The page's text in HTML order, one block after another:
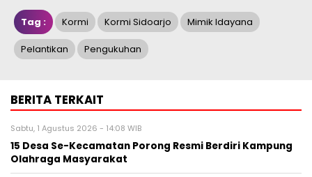
Tag : Kormi Kormi Sidoarjo Mimik Idayana
Pelantikan Pengukuhan
BERITA TERKAIT
Sabtu, 1 Agustus 2026 - 14:08 WIB
15 Desa Se-Kecamatan Porong Resmi Berdiri Kampung
Olahraga Masyarakat